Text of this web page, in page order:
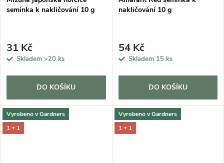
semínka k nakličování 10 g
31 Kč
Skladem >20 ks
DO KOŠÍKU
nakličování 10 g
54 Kč
Skladem 15 ks
DO KOŠÍKU
Vyrobeno v Gardners
1 + 1
Vyrobeno v Gardners
1 + 1